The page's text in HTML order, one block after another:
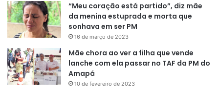
“Meu coração está partido”, diz mãe
da menina estuprada e morta que
sonhava em ser PM
16 de março de 2023
Mãe chora ao ver a filha que vende
lanche com ela passar no TAF da PM do
Amapá
10 de fevereiro de 2023